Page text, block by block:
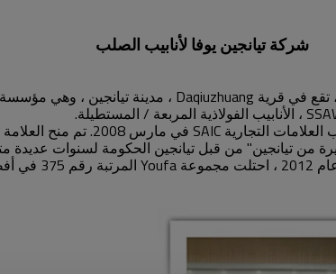
شركة تيانجين يوفا لأنابيب الصلب